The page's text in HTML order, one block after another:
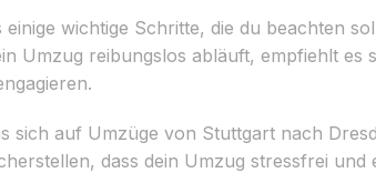
wichtige Schritte, die du beachten
Umzug reibungslos abläuft, empfiehlt es
sich auf Umzüge von Stuttgart nach
dass dein Umzug stressfrei und